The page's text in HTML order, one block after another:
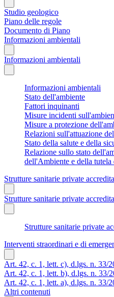
Studio geologico
Piano delle regole
Documento di Piano
Informazioni ambientali
Informazioni ambientali
Informazioni ambientali
Stato dell'ambiente
Fattori inquinanti
Misure incidenti
Misure a protezione
Relazioni sull'attuazione
Stato della salute e della
Relazione sullo stato
dell'Ambiente e della
Strutture sanitarie private
Strutture sanitarie private
Strutture sanitarie private
Interventi straordinari e di
Art. 42, c. 1, lett. c), d.lgs. n. 33/
Art. 42, c. 1, lett. b), d.lgs. n. 33/
Art. 42, c. 1, lett. a), d.lgs. n. 33/
Altri contenuti